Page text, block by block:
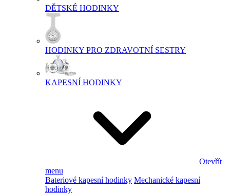
DĚTSKÉ HODINKY
HODINKY PRO ZDRAVOTNÍ SESTRY
KAPESNÍ HODINKY
Otevřít
menu
Bateriové kapesní hodinky Mechanické kapesní
hodinky